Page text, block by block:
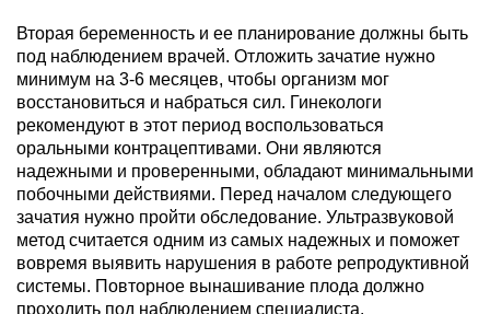
Вторая беременность и ее планирование должны быть
под наблюдением врачей. Отложить зачатие нужно
минимум на 3-6 месяцев, чтобы организм мог
восстановиться и набраться сил. Гинекологи
рекомендуют в этот период воспользоваться
оральными контрацептивами. Они являются
надежными и проверенными, обладают минимальными
побочными действиями. Перед началом следующего
зачатия нужно пройти обследование. Ультразвуковой
метод считается одним из самых надежных и поможет
вовремя выявить нарушения в работе репродуктивной
системы. Повторное вынашивание плода должно
проходить под наблюдением специалиста.